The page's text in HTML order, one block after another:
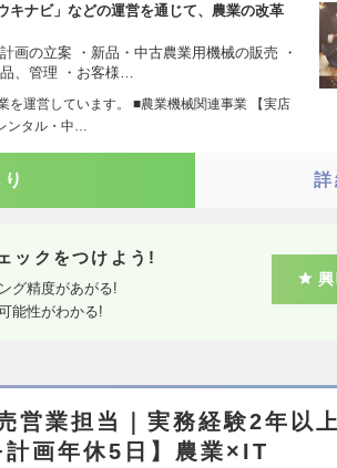
キナビ」などの運営を通じて、農業の改革
画の立案 ・新品・中古農業用機械の販売 ・
、管理 ・お客様…
を運営しています。 ■農業機械関連事業 【実店
タル・中…
ックをつけよう!
グ精度があがる!
能性がわかる!
営業担当｜実務経験2年以
計画年休5日】農業×IT